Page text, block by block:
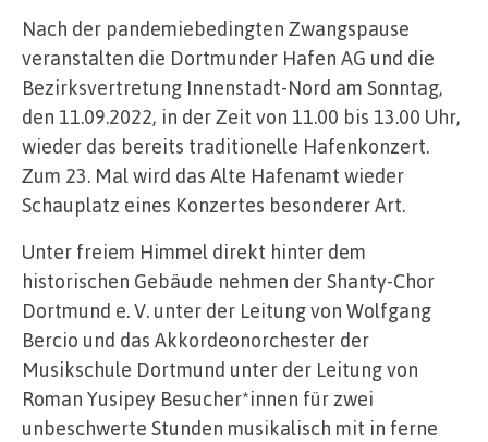
Nach der pandemiebedingten Zwangspause
veranstalten die Dortmunder Hafen AG und die
Bezirksvertretung Innenstadt-Nord am Sonntag,
den 11.09.2022, in der Zeit von 11.00 bis 13.00 Uhr,
wieder das bereits traditionelle Hafenkonzert.
Zum 23. Mal wird das Alte Hafenamt wieder
Schauplatz eines Konzertes besonderer Art.
Unter freiem Himmel direkt hinter dem
historischen Gebäude nehmen der Shanty-Chor
Dortmund e. V. unter der Leitung von Wolfgang
Bercio und das Akkordeonorchester der
Musikschule Dortmund unter der Leitung von
Roman Yusipey Besucher*innen für zwei
unbeschwerte Stunden musikalisch mit in ferne